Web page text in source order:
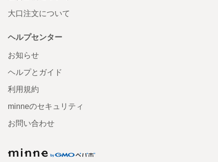
大口注文について
ヘルプセンター
お知らせ
ヘルプとガイド
利用規約
minneのセキュリティ
お問い合わせ